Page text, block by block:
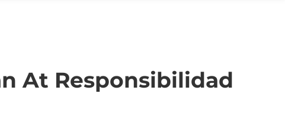
At Responsibilidad